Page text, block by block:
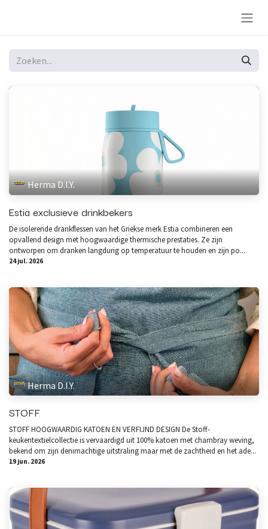
Herma D.I.Y.
Estia exclusieve drinkbekers
De isolerende drankflessen van het Griekse merk Estia combineren een
opvallend design met hoogwaardige thermische prestaties. Ze zijn
ontworpen om dranken langdurig op temperatuur te houden en zijn po...
24 jul. 2026
Herma D.I.Y.
STOFF
STOFF HOOGWAARDIG KATOEN EN VERFIJND DESIGN De Stoff-
keukentextielcollectie is vervaardigd uit 100% katoen met chambray weving,
bekend om zijn denimachtige uitstraling maar met de zachtheid en het ade...
19 jun. 2026